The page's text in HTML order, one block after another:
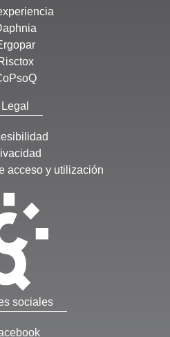
Legal
acceso y utilización
sociales